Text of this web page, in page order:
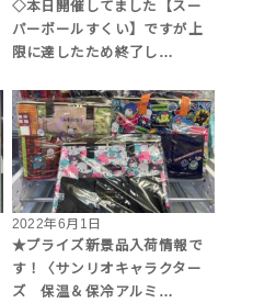
◇本日開催してました【スー
パーボールすくい】ですが上
限に達したため終了し…
2022年6月1日
★プライズ新景品入荷情報で
す！〈サンリオキャラクター
ズ 保温＆保冷アルミ…